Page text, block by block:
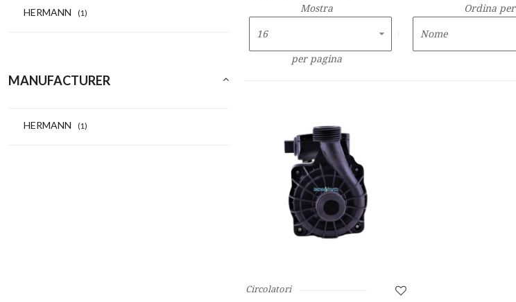
HERMANN (1)
MANUFACTURER
HERMANN (1)
Mostra
per pagina
Ordina per
Circolatori